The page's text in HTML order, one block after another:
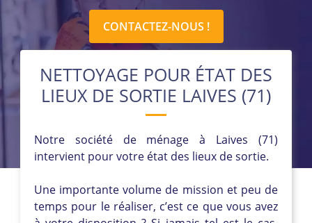
CONTACTEZ-NOUS !
NETTOYAGE POUR ÉTAT DES
LIEUX DE SORTIE LAIVES (71)
Notre société de ménage à Laives (71)
intervient pour votre état des lieux de sortie.
Une importante volume de mission et peu de
temps pour le réaliser, c’est ce que vous avez